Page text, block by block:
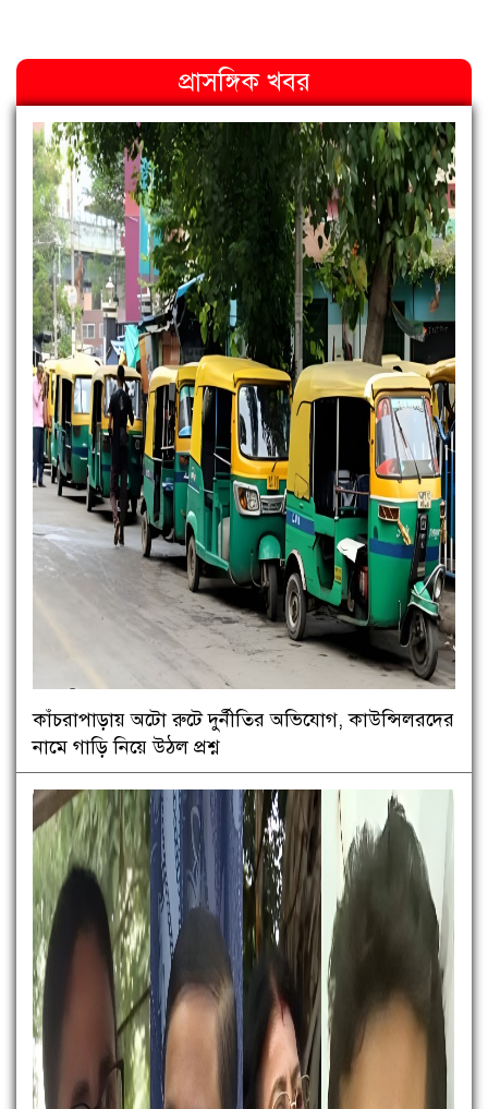
প্রাসঙ্গিক খবর
কাঁচরাপাড়ায় অটো রুটে দুর্নীতির অভিযোগ, কাউন্সিলরদের
নামে গাড়ি নিয়ে উঠল প্রশ্ন